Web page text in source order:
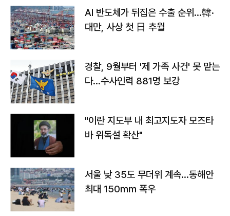
AI 반도체가 뒤집은 수출 순위…韓·
대만, 사상 첫 日 추월
경찰, 9월부터 '제 가족 사건' 못 맡는
다…수사인력 881명 보강
"이란 지도부 내 최고지도자 모즈타
바 위독설 확산"
서울 낮 35도 무더위 계속…동해안
최대 150㎜ 폭우